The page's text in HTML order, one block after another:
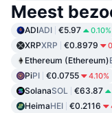
Meest
ADIADI €5.97 0.10%
XRPXRP €0.8979
Ethereum (Ethereum)
PiPI €0.0755 4.10%
SolanaSOL €63.87
HeimaHEI €0.2116